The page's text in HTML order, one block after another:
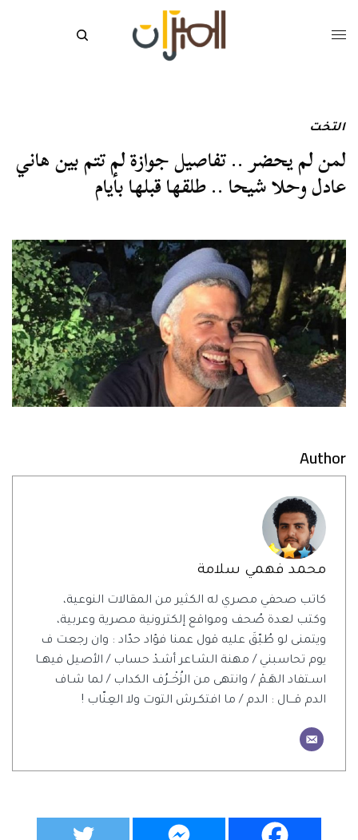
التخت
لمن لم يحضر .. تفاصيل جوازة لم تتم بين هاني
عادل وحلا شيحا .. طلقها قبلها بأيام
Author
محمد فهمي سلامة
كاتب صحفي مصري له الكثير من المقالات النوعية،
وكتب لعدة صُحف ومواقع إلكترونية مصرية وعربية،
ويتمنى لو طُبّقَ عليه قول عمنا فؤاد حدّاد : وان رجعت ف
يوم تحاسبني / مهنة الشـاعر أشـدْ حساب / الأصيل فيهــا
اسـتفاد الهَـمْ / وانتهى من الزُخْــرُف الكداب / لما شـاف
الدم قـــال : الدم / ما افتكـرش التوت ولا العِنّاب !